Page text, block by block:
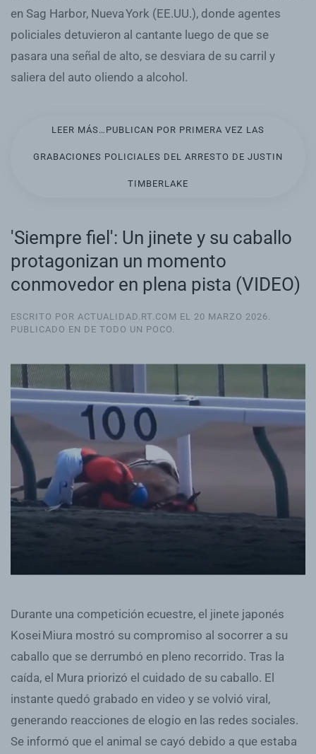
en Sag Harbor, Nueva York (EE.UU.), donde agentes
policiales detuvieron al cantante luego de que se
pasara una señal de alto, se desviara de su carril y
saliera del auto oliendo a alcohol.
LEER MÁS…PUBLICAN POR PRIMERA VEZ LAS
GRABACIONES POLICIALES DEL ARRESTO DE JUSTIN
TIMBERLAKE
'Siempre fiel': Un jinete y su caballo
protagonizan un momento
conmovedor en plena pista (VIDEO)
ESCRITO POR ACTUALIDAD.RT.COM EL 20 MARZO 2026
PUBLICADO EN DE TODO UN POCO
Durante una competición ecuestre, el jinete japonés
Kosei Miura mostró su compromiso al socorrer a su
caballo que se derrumbó en pleno recorrido. Tras la
caída, el Mura priorizó el cuidado de su caballo. El
instante quedó grabado en video y se volvió viral,
generando reacciones de elogio en las redes sociales.
Se informó que el animal se cayó debido a que estaba